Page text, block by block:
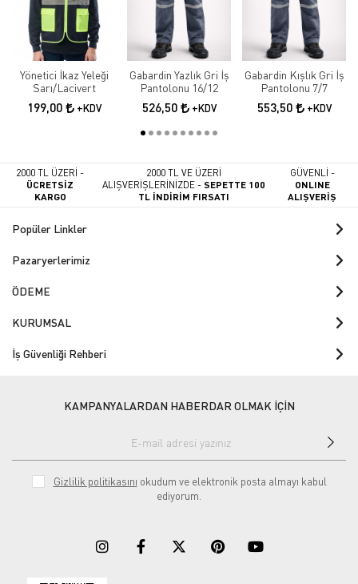
Yönetici İkaz Yeleği
Sarı/Lacivert
199,00 +KDV
Gabardin Yazlık Gri İş
Pantolonu 16/12
526,50 +KDV
Gabardin Kışlık Gri İş
Pantolonu 7/7
553,50 +KDV
2000 TL ÜZERİ -
ÜCRETSİZ
KARGO
2000 TL VE ÜZERİ
ALIŞVERİŞLERİNİZDE -SEPETTE 100
TL İNDİRİM FIRSATI
GÜVENLİ -
ONLINE
ALIŞVERİŞ
Popüler Linkler
Pazaryerlerimiz
ÖDEME
KURUMSAL
İş Güvenliği Rehberi
KAMPANYALARDAN HABERDAR OLMAK İÇİN
Gizlilik politikasını okudum ve elektronik posta almayı kabul
ediyorum.